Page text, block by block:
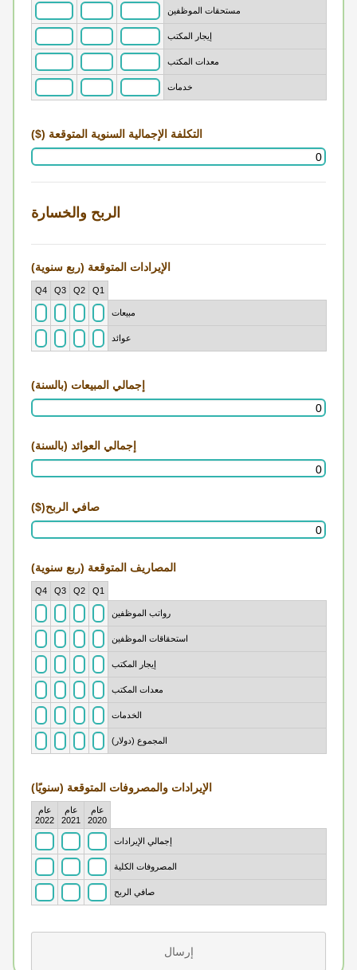
مستحقات الموظفين
إيجار المكتب
معدات المكتب
خدمات
التكلفة الإجمالية السنوية المتوقعة ($)
الربح والخسارة
الإيرادات المتوقعة (ربع سنوية)
Q1
Q2
Q3
Q4
مبيعات
عوائد
إجمالي المبيعات (بالسنة)
إجمالي العوائد (بالسنة)
صافي الربح($)
المصاريف المتوقعة (ربع سنوية)
Q1
Q2
Q3
Q4
رواتب الموظفين
استحقاقات الموظفين
إيجار المكتب
معدات المكتب
الخدمات
المجموع (دولار)
الإيرادات والمصروفات المتوقعة (سنويًا)
عام
2020
عام
2021
عام
2022
إجمالي الإيرادات
المصروفات الكلية
صافي الربح
إرسال